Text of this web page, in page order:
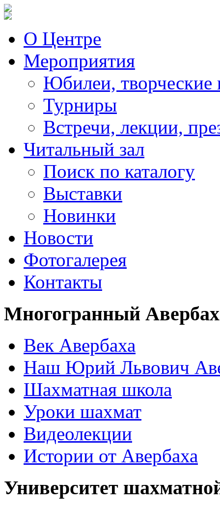
О Центре
Мероприятия
Юбилеи, творческие
Турниры
Встречи, лекции,
Читальный зал
Поиск по каталогу
Выставки
Новинки
Новости
Фотогалерея
Контакты
Многогранный Авербах
Век Авербаха
Наш Юрий Львович
Шахматная школа
Уроки шахмат
Видеолекции
Истории от Авербаха
Университет